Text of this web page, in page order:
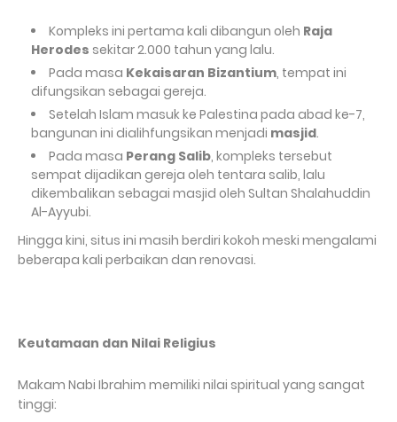
Kompleks ini pertama kali dibangun oleh Raja
Herodes sekitar 2.000 tahun yang lalu.
Pada masa Kekaisaran Bizantium, tempat ini
difungsikan sebagai gereja.
Setelah Islam masuk ke Palestina pada abad ke-7,
bangunan ini dialihfungsikan menjadi masjid.
Pada masa Perang Salib, kompleks tersebut
sempat dijadikan gereja oleh tentara salib, lalu
dikembalikan sebagai masjid oleh Sultan Shalahuddin
Al-Ayyubi.
Hingga kini, situs ini masih berdiri kokoh meski mengalami
beberapa kali perbaikan dan renovasi.
Keutamaan dan Nilai Religius
Makam Nabi Ibrahim memiliki nilai spiritual yang sangat
tinggi: